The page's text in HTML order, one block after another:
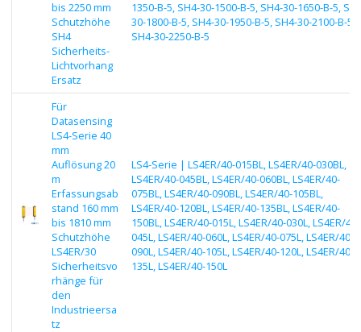
bis 2250 mm
Schutzhöhe
SH4
Sicherheits-
Lichtvorhang
Ersatz
1350-B-5, SH4-30-1500-B-5, SH4-30-1650-B-5,
30-1800-B-5, SH4-30-1950-B-5, SH4-30-2100-B-5,
SH4-30-2250-B-5
Für
Datasensing
LS4-Serie 40
mm
Auflösung 20
m
Erfassungsab
stand 160 mm
bis 1810 mm
Schutzhöhe
LS4ER/30
Sicherheitsvo
rhänge für
den
Industrieersa
tz
LS4-Serie | LS4ER/40-015BL, LS4ER/40-030BL,
LS4ER/40-045BL, LS4ER/40-060BL, LS4ER/40-
075BL, LS4ER/40-090BL, LS4ER/40-105BL,
LS4ER/40-120BL, LS4ER/40-135BL, LS4ER/40-
150BL, LS4ER/40-015L, LS4ER/40-030L, LS4ER/40-
045L, LS4ER/40-060L, LS4ER/40-075L, LS4ER/40-
090L, LS4ER/40-105L, LS4ER/40-120L, LS4ER/40-
135L, LS4ER/40-150L